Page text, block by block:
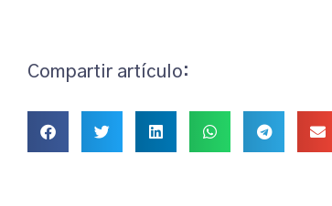
Compartir artículo: